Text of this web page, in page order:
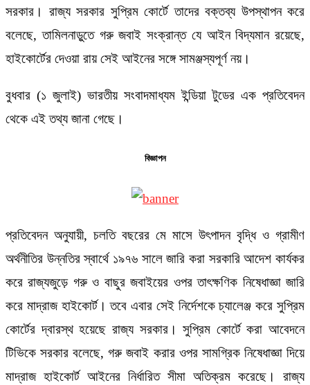
সরকার। রাজ্য সরকার সুপ্রিম কোর্টে তাদের বক্তব্য উপস্থাপন করে
বলেছে, তামিলনাড়ুতে গরু জবাই সংক্রান্ত যে আইন বিদ্যমান রয়েছে,
হাইকোর্টের দেওয়া রায় সেই আইনের সঙ্গে সামঞ্জস্যপূর্ণ নয়।
বুধবার (১ জুলাই) ভারতীয় সংবাদমাধ্যম ইন্ডিয়া টুডের এক প্রতিবেদন
থেকে এই তথ্য জানা গেছে।
বিজ্ঞাপন
প্রতিবেদন অনুযায়ী, চলতি বছরের মে মাসে উৎপাদন বৃদ্ধি ও গ্রামীণ
অর্থনীতির উন্নতির স্বার্থে ১৯৭৬ সালে জারি করা সরকারি আদেশ কার্যকর
করে রাজ্যজুড়ে গরু ও বাছুর জবাইয়ের ওপর তাৎক্ষণিক নিষেধাজ্ঞা জারি
করে মাদ্রাজ হাইকোর্ট। তবে এবার সেই নির্দেশকে চ্যালেঞ্জ করে সুপ্রিম
কোর্টের দ্বারস্থ হয়েছে রাজ্য সরকার। সুপ্রিম কোর্টে করা আবেদনে
টিভিকে সরকার বলেছে, গরু জবাই করার ওপর সামগ্রিক নিষেধাজ্ঞা দিয়ে
মাদ্রাজ হাইকোর্ট আইনের নির্ধারিত সীমা অতিক্রম করেছে। রাজ্য